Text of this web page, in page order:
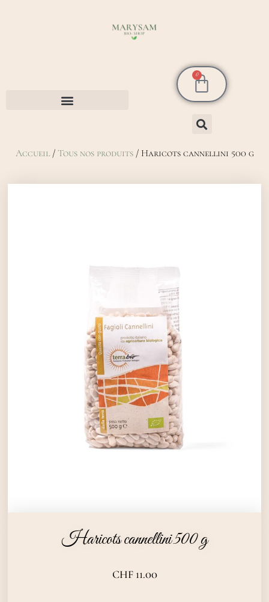
0
Accueil/ Tous nos produits/ Haricots cannellini 500 g
Haricots cannellini 500 g
CHF11.00